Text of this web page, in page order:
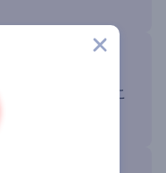
作り、いつでもどこ